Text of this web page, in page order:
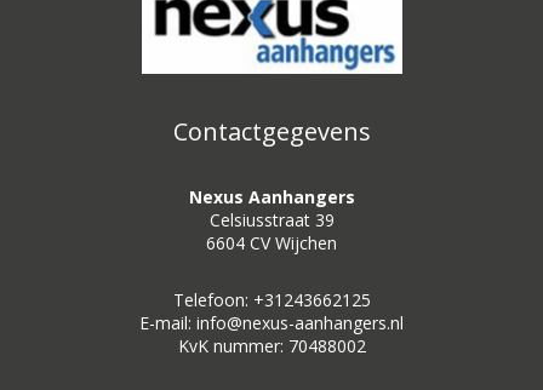
Contactgegevens
Nexus Aanhangers
Celsiusstraat 39
6604 CV Wijchen
Telefoon: +31243662125
E-mail: info@nexus-aanhangers.nl
KvK nummer: 70488002